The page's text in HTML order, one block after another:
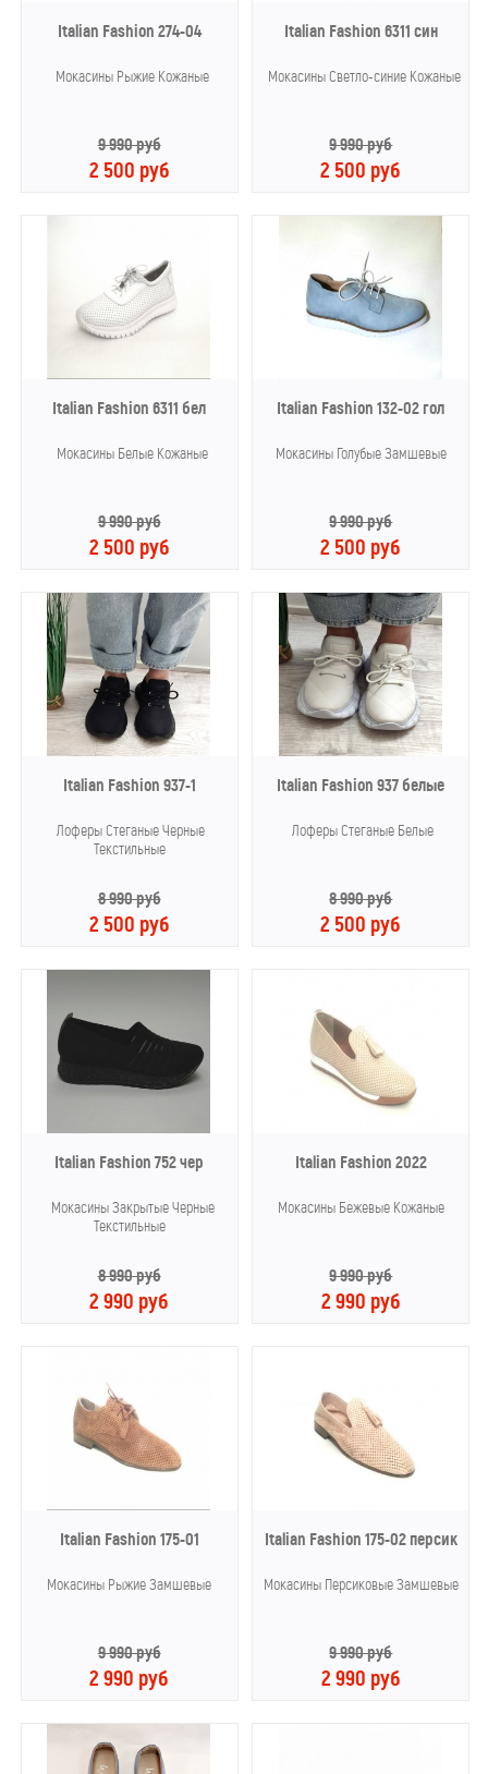
Italian Fashion 274-04
Мокасины Рыжие Кожаные
9 990 руб
2 500 руб
Italian Fashion 6311 син
Мокасины Светло-синие Кожаные
9 990 руб
2 500 руб
Italian Fashion 6311 бел
Мокасины Белые Кожаные
9 990 руб
2 500 руб
Italian Fashion 132-02 гол
Мокасины Голубые Замшевые
9 990 руб
2 500 руб
Italian Fashion 937-1
Лоферы Стеганые Черные
Текстильные
8 990 руб
2 500 руб
Italian Fashion 937 белые
Лоферы Стеганые Белые
8 990 руб
2 500 руб
Italian Fashion 752 чер
Мокасины Закрытые Черные
Текстильные
8 990 руб
2 990 руб
Italian Fashion 2022
Мокасины Бежевые Кожаные
9 990 руб
2 990 руб
Italian Fashion 175-01
Мокасины Рыжие Замшевые
9 990 руб
2 990 руб
Italian Fashion 175-02 персик
Мокасины Персиковые Замшевые
9 990 руб
2 990 руб